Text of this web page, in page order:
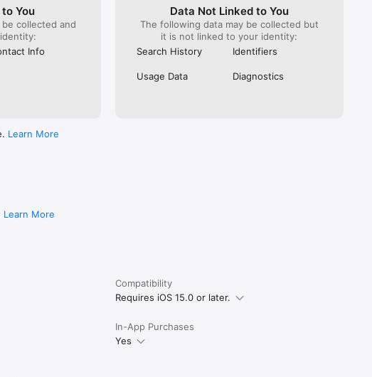
You
collected and
Info
Data Not Linked to You
The following data may be collected but
it is not linked to your identity:
Search History
Identifiers
Usage Data Diagnostics
Learn More
Learn More
Compatibility
Requires iOS 15.0 or later.
In-App Purchases
Yes